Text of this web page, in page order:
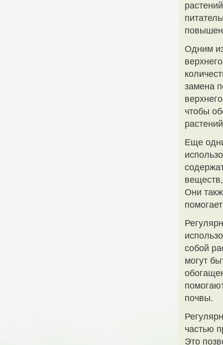
Одним
замена
чтобы
Еще
Они
собой
могут
почвы.
частью
Это